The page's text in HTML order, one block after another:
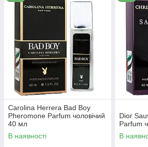
Carolina Herrera Bad Boy
Pheromone Parfum чоловічий
40 мл
В наявності
Dior
Parfum
В